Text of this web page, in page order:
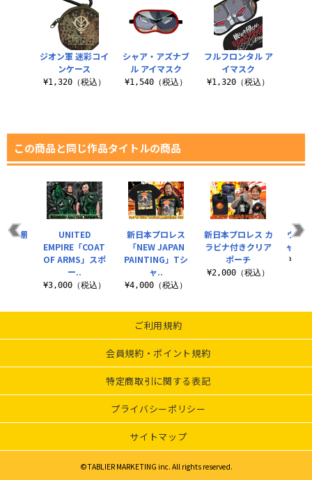
シャア・アズナブ
ル アイマスク
¥1,540（税込）
フルフロンタル ア
イマスク
¥1,320（税込）
ジオン軍 迷彩コイ
ンケース
¥1,320（税込）
この商品と同じ作品タイトルの商品
新日本プロレス
「NEW JAPAN
PAINTING」Tシ
ャ..
¥4,000（税込）
新日本プロレス カ
ラビナ付きクリア
ポーチ
¥2,000（税込）
ウル
ャツ
け 棚
UNITED
EMPIRE「COAT
OF ARMS」スポ
ー..
¥3,000（税込）
ご利用規約
会員規約・ポイント規約
特定商取引に関する表記
プライバシーポリシー
サイトマップ
©TABLIER MARKETING inc. All rights reserved.